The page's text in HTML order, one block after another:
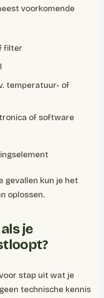
voorkomende
filter
temperatuur- of
of software
gevallen kun je het
oplossen.
je
stap uit wat je
technische kennis